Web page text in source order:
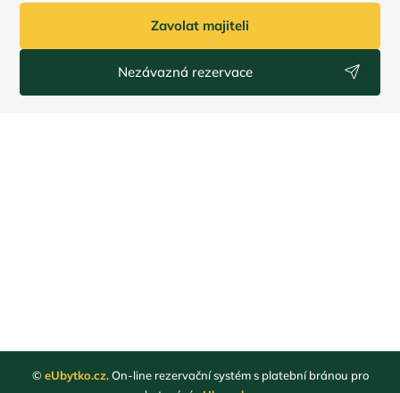
Zavolat majiteli
Nezávazná rezervace
© eUbytko.cz. On-line rezervační systém s platební bránou pro